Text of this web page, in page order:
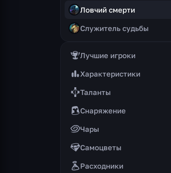
Ловчий смерти
Служитель судьбы
Лучшие игроки
Характеристики
Таланты
Снаряжение
Чары
Самоцветы
Расходники